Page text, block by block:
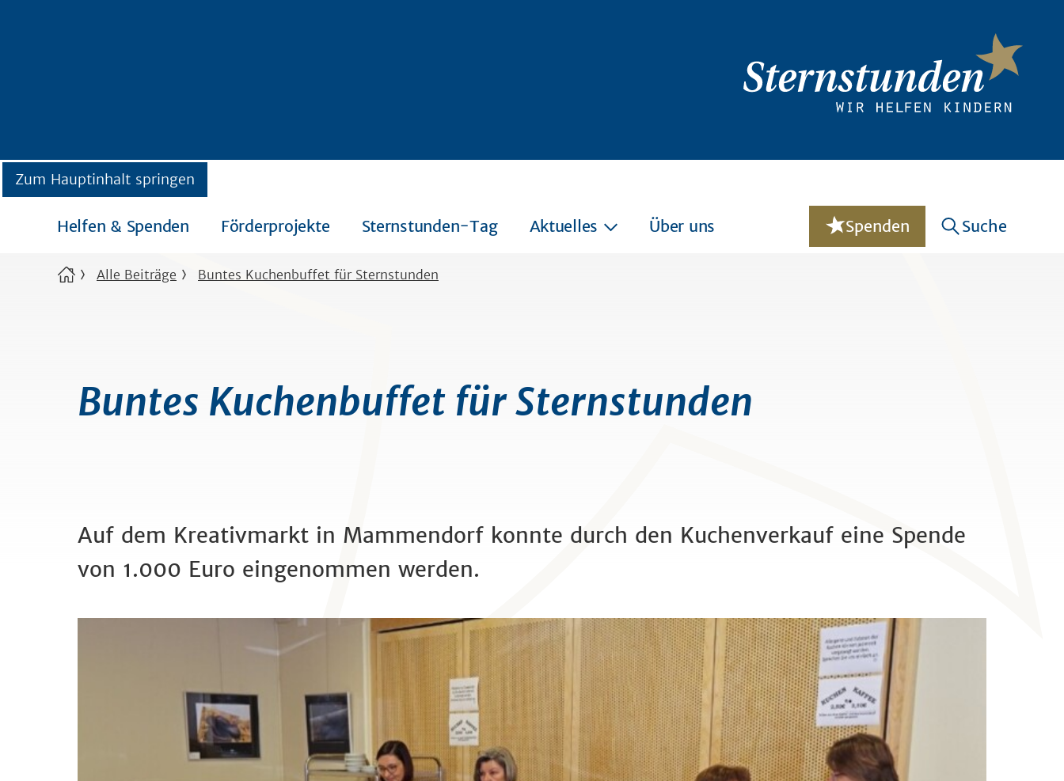
Zum Hauptinhalt springen
Helfen & Spenden Förderprojekte Sternstunden-Tag Aktuelles Über uns Spenden Suche
Alle Beiträge Buntes Kuchenbuffet für Sternstunden
Buntes Kuchenbuffet für Sternstunden
Auf dem Kreativmarkt in Mammendorf konnte durch den Kuchenverkauf eine Spende
von 1.000 Euro eingenommen werden.